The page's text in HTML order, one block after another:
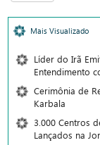
Mais Visualizado
Líder do Irã
Entendimento
Cerimônia de
Karbala
3.000 Centros
Lançados na